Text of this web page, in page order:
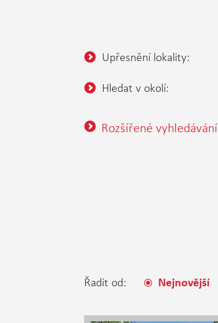
Upřesnění lokality:
Hledat v okolí:
Rozšířené vyhledávání
Řadit od: Nejnovější